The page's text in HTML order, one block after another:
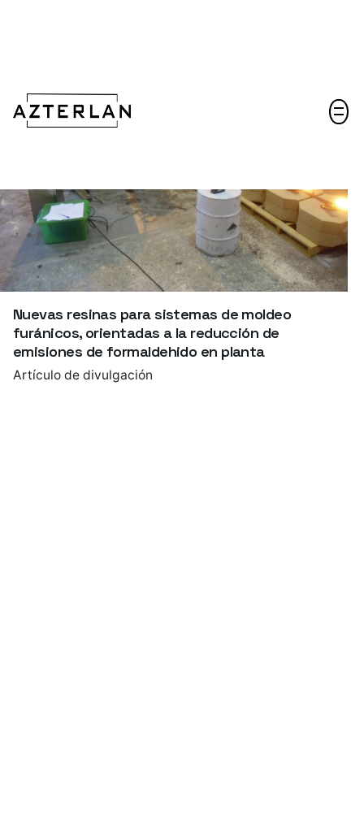
Nuevas resinas para sistemas de moldeo
furánicos, orientadas a la reducción de
emisiones de formaldehido en planta
Artículo de divulgación